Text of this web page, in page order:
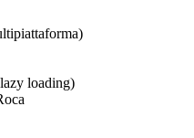
loading)